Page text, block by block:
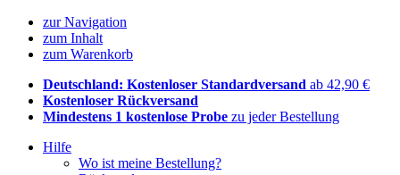
zur Navigation
zum Inhalt
zum Warenkorb
Deutschland: Kostenloser Standardversand ab 42,90 €
Kostenloser Rückversand
Mindestens 1 kostenlose Probe zu jeder Bestellung
Hilfe
Wo ist meine Bestellung?